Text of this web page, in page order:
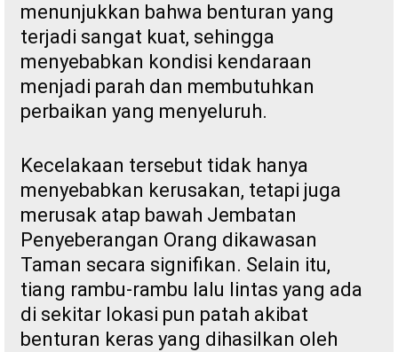
menunjukkan bahwa benturan yang
terjadi sangat kuat, sehingga
menyebabkan kondisi kendaraan
menjadi parah dan membutuhkan
perbaikan yang menyeluruh.
Kecelakaan tersebut tidak hanya
menyebabkan kerusakan, tetapi juga
merusak atap bawah Jembatan
Penyeberangan Orang dikawasan
Taman secara signifikan. Selain itu,
tiang rambu-rambu lalu lintas yang ada
di sekitar lokasi pun patah akibat
benturan keras yang dihasilkan oleh